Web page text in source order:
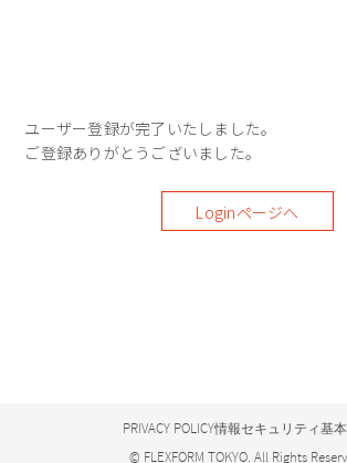
ユーザー登録が完了いたしました。
ご登録ありがとうございました。
Loginページへ
PRIVACY POLICY情報セキュリティ基
© FLEXFORM TOKYO. All Rights